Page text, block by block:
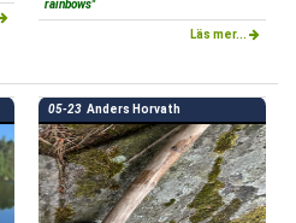
rainbows"
Läs mer...
05-23 Anders Horvath